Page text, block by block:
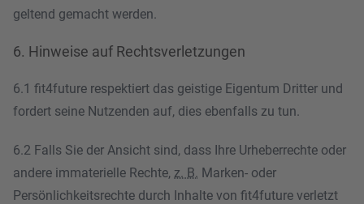
geltend gemacht werden.
6. Hinweise auf Rechtsverletzungen
6.1 fit4future respektiert das geistige Eigentum Dritter und
fordert seine Nutzenden auf, dies ebenfalls zu tun.
6.2 Falls Sie der Ansicht sind, dass Ihre Urheberrechte oder
andere immaterielle Rechte, z. B. Marken- oder
Persönlichkeitsrechte durch Inhalte von fit4future verletzt